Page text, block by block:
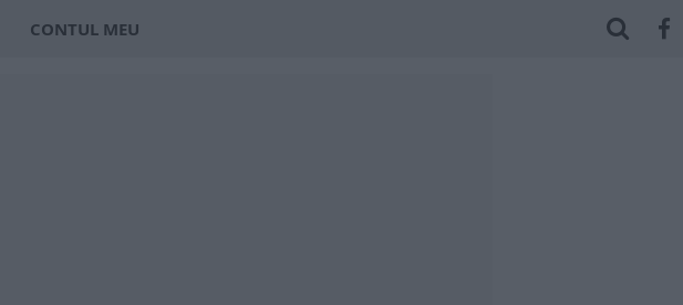
CONTUL MEU